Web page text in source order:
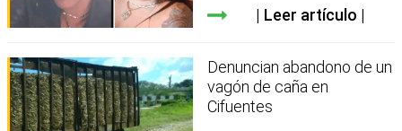
Leer artículo
Denuncian abandono de un
vagón de caña en
Cifuentes